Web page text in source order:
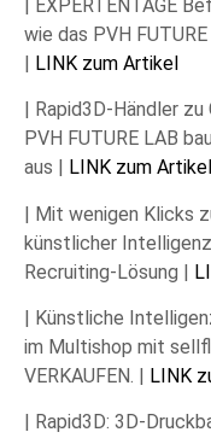
| EXPERTENTAGE
wie das PVH
| LINK zum Artikel
| Rapid3D-Händler
PVH FUTURE LAB
aus |
LINK zum Artikel
| Mit wenigen Klicks
künstlicher
Recruiting-Lösung |
| Künstliche
im Multishop mit
VERKAUFEN. | LINK
| Rapid3D: 3D-